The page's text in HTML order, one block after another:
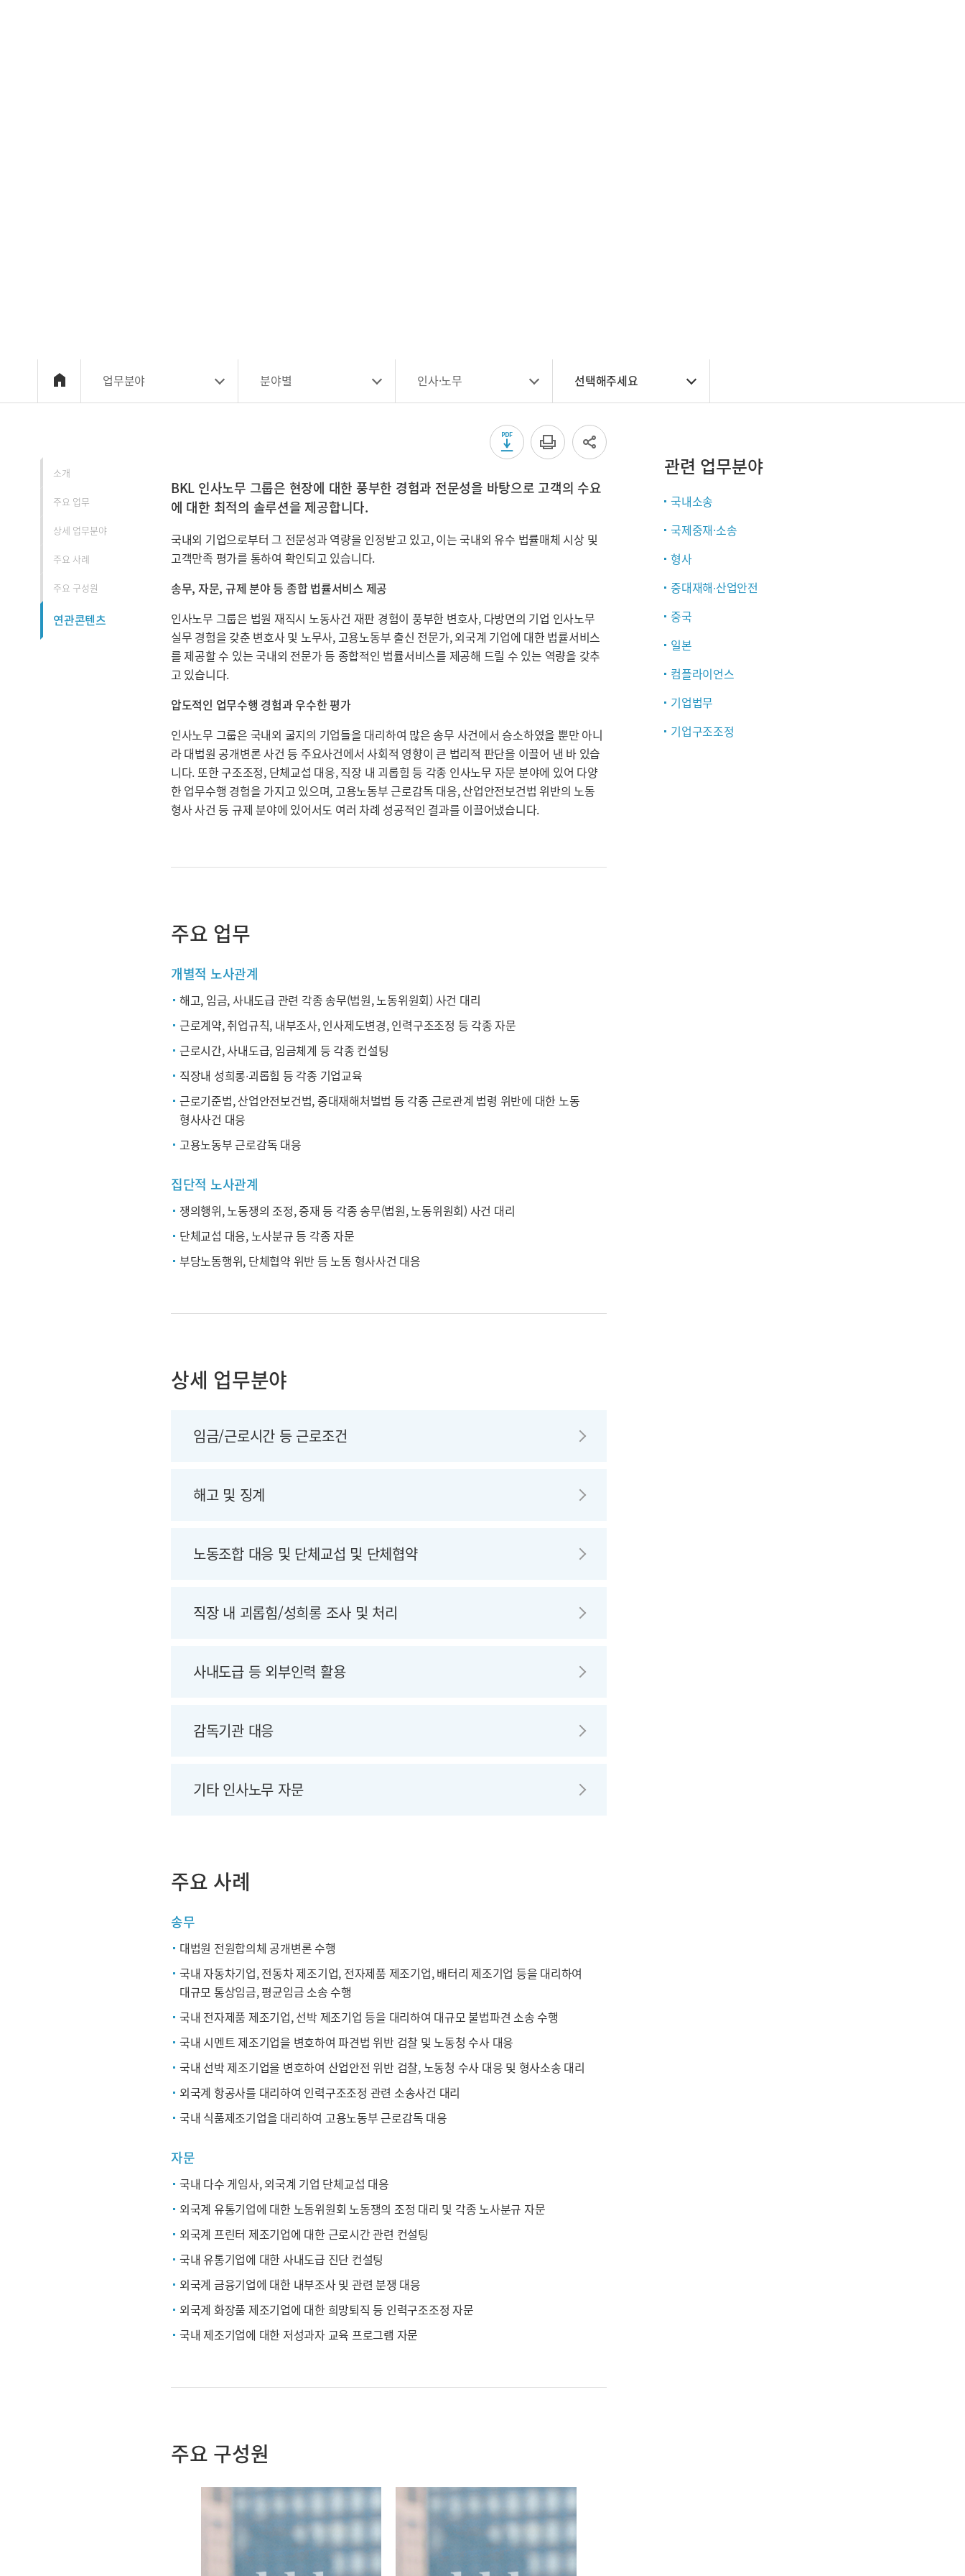
업무분야 분야별 인사·노무 선택해주세요
소개
주요 업무
상세 업무분야
주요 사례
주요 구성원
연관콘텐츠
BKL 인사노무 그룹은 현장에 대한 풍부한 경험과 전문성을 바탕으로 고객의 수요
에 대한 최적의 솔루션을 제공합니다.
국내외 기업으로부터 그 전문성과 역량을 인정받고 있고, 이는 국내외 유수 법률매체 시상 및
고객만족 평가를 통하여 확인되고 있습니다.
송무, 자문, 규제 분야 등 종합 법률서비스 제공
인사노무 그룹은 법원 재직시 노동사건 재판 경험이 풍부한 변호사, 다방면의 기업 인사노무
실무 경험을 갖춘 변호사 및 노무사, 고용노동부 출신 전문가, 외국계 기업에 대한 법률서비스
를 제공할 수 있는 국내외 전문가 등 종합적인 법률서비스를 제공해 드릴 수 있는 역량을 갖추
고 있습니다.
압도적인 업무수행 경험과 우수한 평가
인사노무 그룹은 국내외 굴지의 기업들을 대리하여 많은 송무 사건에서 승소하였을 뿐만 아니
라 대법원 공개변론 사건 등 주요사건에서 사회적 영향이 큰 법리적 판단을 이끌어 낸 바 있습
니다. 또한 구조조정, 단체교섭 대응, 직장 내 괴롭힘 등 각종 인사노무 자문 분야에 있어 다양
한 업무수행 경험을 가지고 있으며, 고용노동부 근로감독 대응, 산업안전보건법 위반의 노동
형사 사건 등 규제 분야에 있어서도 여러 차례 성공적인 결과를 이끌어냈습니다.
주요 업무
개별적 노사관계
해고, 임금, 사내도급 관련 각종 송무(법원, 노동위원회) 사건 대리
근로계약, 취업규칙, 내부조사, 인사제도변경, 인력구조조정 등 각종 자문
근로시간, 사내도급, 임금체계 등 각종 컨설팅
직장내 성희롱∙괴롭힘 등 각종 기업교육
근로기준법, 산업안전보건법, 중대재해처벌법 등 각종 근로관계 법령 위반에 대한 노동
형사사건 대응
고용노동부 근로감독 대응
집단적 노사관계
쟁의행위, 노동쟁의 조정, 중재 등 각종 송무(법원, 노동위원회) 사건 대리
단체교섭 대응, 노사분규 등 각종 자문
부당노동행위, 단체협약 위반 등 노동 형사사건 대응
상세 업무분야
임금/근로시간 등 근로조건
해고 및 징계
노동조합 대응 및 단체교섭 및 단체협약
직장 내 괴롭힘/성희롱 조사 및 처리
사내도급 등 외부인력 활용
감독기관 대응
기타 인사노무 자문
주요 사례
송무
대법원 전원합의체 공개변론 수행
국내 자동차기업, 전동차 제조기업, 전자제품 제조기업, 배터리 제조기업 등을 대리하여
대규모 통상임금, 평균임금 소송 수행
국내 전자제품 제조기업, 선박 제조기업 등을 대리하여 대규모 불법파견 소송 수행
국내 시멘트 제조기업을 변호하여 파견법 위반 검찰 및 노동청 수사 대응
국내 선박 제조기업을 변호하여 산업안전 위반 검찰, 노동청 수사 대응 및 형사소송 대리
외국계 항공사를 대리하여 인력구조조정 관련 소송사건 대리
국내 식품제조기업을 대리하여 고용노동부 근로감독 대응
자문
국내 다수 게임사, 외국계 기업 단체교섭 대응
외국계 유통기업에 대한 노동위원회 노동쟁의 조정 대리 및 각종 노사분규 자문
외국계 프린터 제조기업에 대한 근로시간 관련 컨설팅
국내 유통기업에 대한 사내도급 진단 컨설팅
외국계 금융기업에 대한 내부조사 및 관련 분쟁 대응
외국계 화장품 제조기업에 대한 희망퇴직 등 인력구조조정 자문
국내 제조기업에 대한 저성과자 교육 프로그램 자문
주요 구성원
관련 업무분야
국내소송
국제중재·소송
형사
중대재해∙산업안전
중국
일본
컴플라이언스
기업법무
기업구조조정